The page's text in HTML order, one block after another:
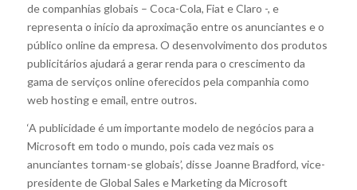
de companhias globais – Coca-Cola, Fiat e Claro -, e
representa o início da aproximação entre os anunciantes e o
público online da empresa. O desenvolvimento dos produtos
publicitários ajudará a gerar renda para o crescimento da
gama de serviços online oferecidos pela companhia como
web hosting e email, entre outros.
‘A publicidade é um importante modelo de negócios para a
Microsoft em todo o mundo, pois cada vez mais os
anunciantes tornam-se globais’, disse Joanne Bradford, vice-
presidente de Global Sales e Marketing da Microsoft